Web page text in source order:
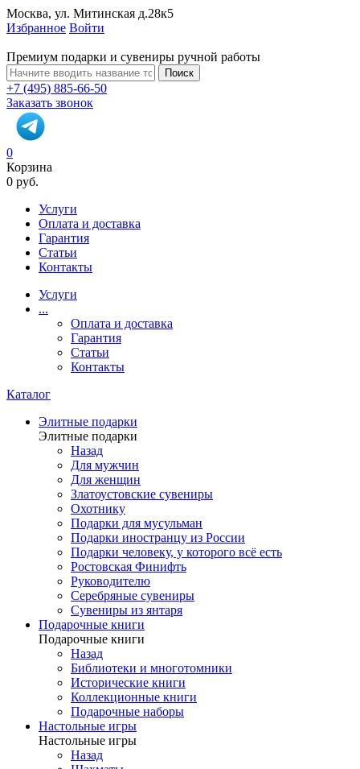
Москва, ул. Митинская д.28к5
Избранное Войти
Премиум подарки и сувениры ручной работы
Поиск
+7 (495) 885-66-50
Заказать звонок
0
Корзина
0 руб.
Услуги
Оплата и доставка
Гарантия
Статьи
Контакты
Услуги
...
Оплата и доставка
Гарантия
Статьи
Контакты
Каталог
Элитные подарки
Элитные подарки
Назад
Для мужчин
Для женщин
Златоустовские сувениры
Охотнику
Подарки для мусульман
Подарки иностранцу из России
Подарки человеку, у которого всё есть
Ростовская Финифть
Руководителю
Серебряные сувениры
Сувениры из янтаря
Подарочные книги
Подарочные книги
Назад
Библиотеки и многотомники
Исторические книги
Коллекционные книги
Подарочные наборы
Настольные игры
Настольные игры
Назад